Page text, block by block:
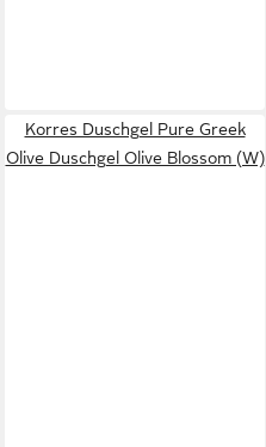
Korres Duschgel Pure Greek
Olive Duschgel Olive Blossom (W)